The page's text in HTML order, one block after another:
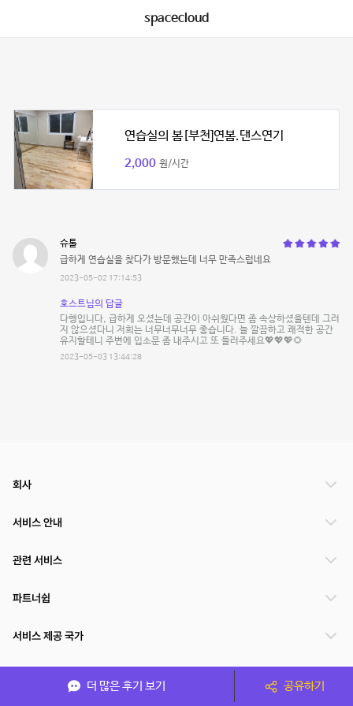
spacecloud
연습실의 봄[부천]연봄.댄스연기
2,000 원/시간
슈톨
급하게 연습실을 찾다가 방문했는데 너무 만족스럽네요
2023-05-02 17:14:53
호스트님의 답글
다행입니다, 급하게 오셨는데 공간이 아쉬웠다면 좀 속상하셨을텐데 그러
지 않으셨다니 저희는 너무너무너무 좋습니다. 늘 깔끔하고 쾌적한 공간
유지할테니 주변에 입소문 좀 내주시고 또 들러주세요💖💖💖🌻
2023-05-03 13:44:28
더 많은 후기 보기 공유하기
회사
서비스 안내
관련 서비스
파트너쉽
서비스 제공 국가
(주)NSPACE 사업자정보